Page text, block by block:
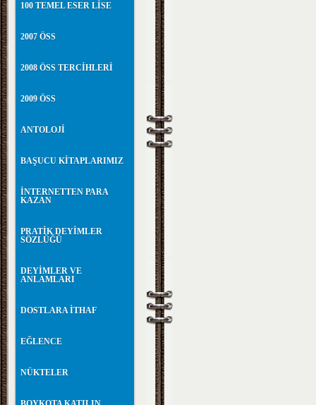
100 TEMEL ESER LİSE
2007 ÖSS
2008 ÖSS TERCİHLERİ
2009 ÖSS
ANTOLOJİ
BAŞUCU KİTAPLARIMIZ
İNTERNETTEN PARA
KAZAN
PRATİK DEYİMLER
SÖZLÜĞÜ
DEYİMLER VE
ANLAMLARI
DOSTLARA İTHAF
EĞLENCE
NÜKTELER